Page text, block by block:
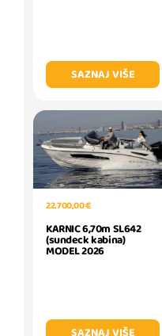
SAZNAJ VIŠE
22.700,00 €
KARNIC 6,70m SL642
(sundeck kabina)
MODEL 2026